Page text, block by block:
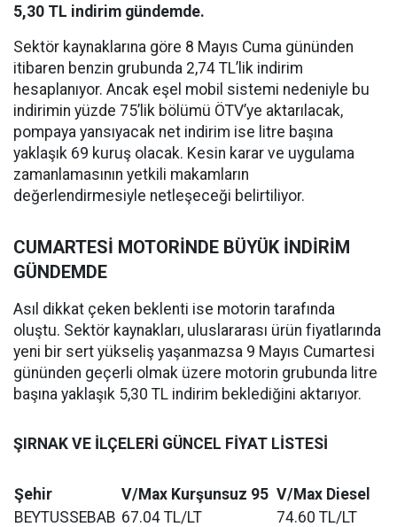
5,30 TL indirim gündemde.
Sektör kaynaklarına göre 8 Mayıs Cuma gününden
itibaren benzin grubunda 2,74 TL’lik indirim
hesaplanıyor. Ancak eşel mobil sistemi nedeniyle bu
indirimin yüzde 75’lik bölümü ÖTV’ye aktarılacak,
pompaya yansıyacak net indirim ise litre başına
yaklaşık 69 kuruş olacak. Kesin karar ve uygulama
zamanlamasının yetkili makamların
değerlendirmesiyle netleşeceği belirtiliyor.
CUMARTESİ MOTORİNDE BÜYÜK İNDİRİM
GÜNDEMDE
Asıl dikkat çeken beklenti ise motorin tarafında
oluştu. Sektör kaynakları, uluslararası ürün fiyatlarında
yeni bir sert yükseliş yaşanmazsa 9 Mayıs Cumartesi
gününden geçerli olmak üzere motorin grubunda litre
başına yaklaşık 5,30 TL indirim beklediğini aktarıyor.
ŞIRNAK VE İLÇELERİ GÜNCEL FİYAT LİSTESİ
Şehir V/Max Kurşunsuz 95 V/Max Diesel
BEYTUSSEBAB 67.04 TL/LT
74.60 TL/LT